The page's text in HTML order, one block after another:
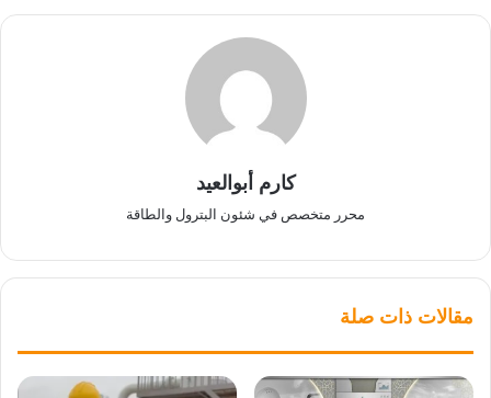
كارم أبوالعيد
محرر متخصص في شئون البترول والطاقة
مقالات ذات صلة